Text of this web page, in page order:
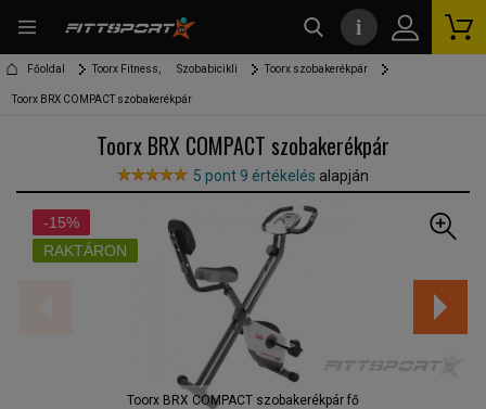
Főoldal Toorx Fitness, Szobabicikli Toorx szobakerékpár
Toorx BRX COMPACT szobakerékpár
Toorx BRX COMPACT szobakerékpár
5 pont 9 értékelés alapján
-15%
RAKTÁRON
Toorx BRX COMPACT szobakerékpár fő
i
kereső